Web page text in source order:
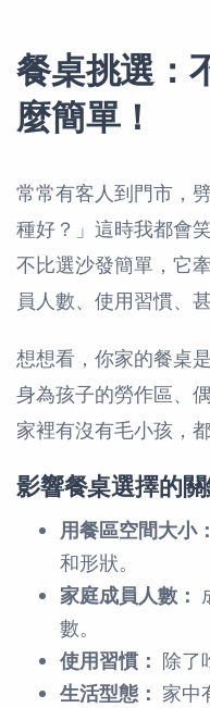
餐桌挑選：
麼簡單！
常常有客人到門市，
種好？」這時我都會
不比選沙發簡單，它
員人數、使用習慣、
想想看，你家的餐桌
身為孩子的勞作區、
家裡有沒有毛小孩，
影響餐桌選擇的
用餐區空間大小：
和形狀。
家庭成員人數：
數。
使用習慣： 除了
生活型態： 家中